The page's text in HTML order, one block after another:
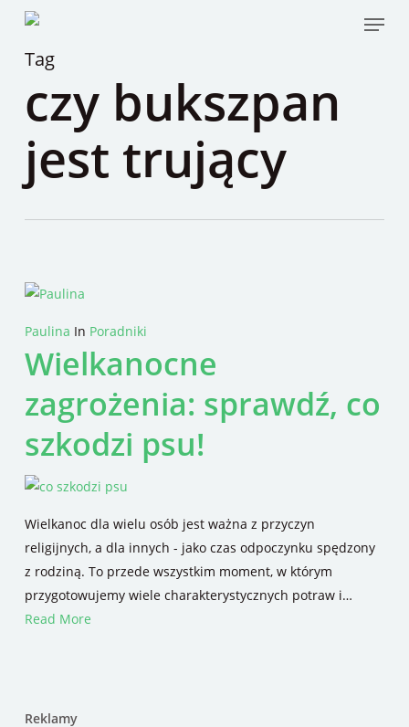
main
Menu
Tag
czy bukszpan
jest trujący
Paulina In Poradniki
Wielkanocne
zagrożenia: sprawdź, co
szkodzi psu!
Wielkanoc dla wielu osób jest ważna z przyczyn
religijnych, a dla innych - jako czas odpoczynku spędzony
z rodziną. To przede wszystkim moment, w którym
przygotowujemy wiele charakterystycznych potraw i…
Read More
Reklamy